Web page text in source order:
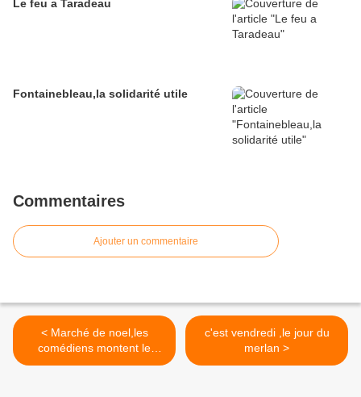
Le feu a Taradeau
Fontainebleau,la solidarité utile
Commentaires
Ajouter un commentaire
< Marché de noel,les
comédiens montent le
chapiteau
c'est vendredi ,le jour du
merlan >